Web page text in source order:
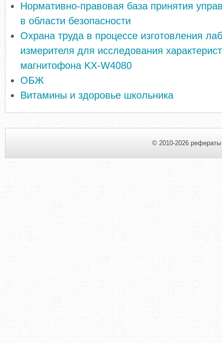
Нормативно-правовая база принятия
в области безопасности
Охрана труда в процессе изготовления
измерителя для исследования
магнитофона KX-W4080
ОБЖ
Витамины и здоровье школьника
© 2010-2026 рефераты